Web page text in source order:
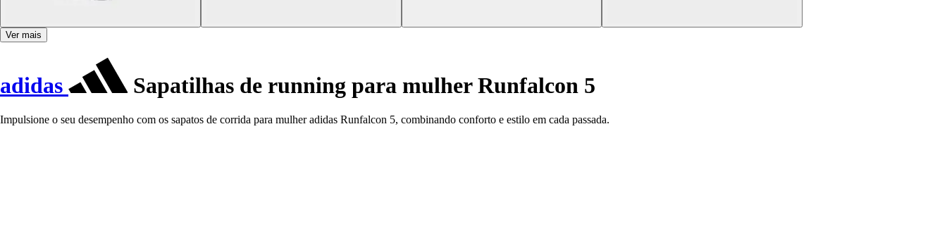
Ver mais
adidas Sapatilhas de running para mulher Runfalcon 5
Impulsione o seu desempenho com os sapatos de corrida para mulher adidas Runfalcon 5, combinando conforto e estilo em cada passada.